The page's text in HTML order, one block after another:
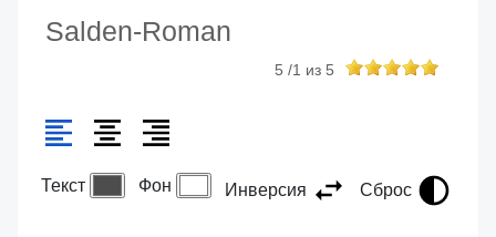
Salden-Roman
5 /1 из 5
Текст Фон Инверсия Сброс